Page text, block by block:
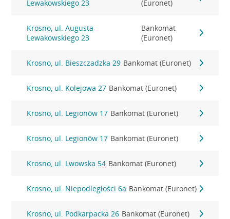
Lewakowskiego 23
(Euronet)
Krosno, ul. Augusta
Lewakowskiego 23
Bankomat
(Euronet)
Krosno, ul. Bieszczadzka 29 Bankomat (Euronet)
Krosno, ul. Kolejowa 27 Bankomat (Euronet)
Krosno, ul. Legionów 17 Bankomat (Euronet)
Krosno, ul. Legionów 17 Bankomat (Euronet)
Krosno, ul. Lwowska 54 Bankomat (Euronet)
Krosno, ul. Niepodległości 6a Bankomat (Euronet)
Krosno, ul. Podkarpacka 26 Bankomat (Euronet)